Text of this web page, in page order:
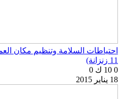
11 زنزانة)
0 10 ك
0
18 يناير 2015